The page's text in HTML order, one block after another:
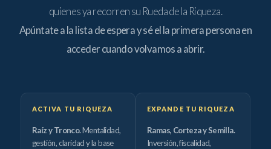
quienes ya recorren su Rueda de la Riqueza.
Apúntate a la lista de espera y sé el la primera persona en
acceder cuando volvamos a abrir.
ACTIVA TU RIQUEZA
Raíz y Tronco.Mentalidad,
gestión, claridad y la base
EXPANDE TU RIQUEZA
Ramas, Corteza y Semilla.
Inversión, fiscalidad,